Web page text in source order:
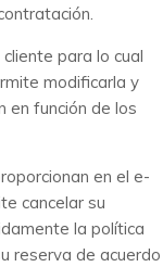
para lo cual
modificarla y
en función de los
en el e-
cancelar su
la política
reserva de acuerdo